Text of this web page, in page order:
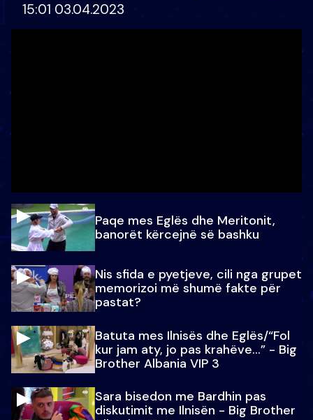
15:01 03.04.2023
Paqe mes Eglës dhe Meritonit,
banorët kërcejnë së bashku
Nis sfida e pyetjeve, cili nga grupet
memorizoi më shumë fakte për
pastat?
Batuta mes Ilnisës dhe Eglës/“Fol
kur jam aty, jo pas krahëve…” - Big
Brother Albania VIP 3
Sara bisedon me Bardhin pas
diskutimit me Ilnisën - Big Brother